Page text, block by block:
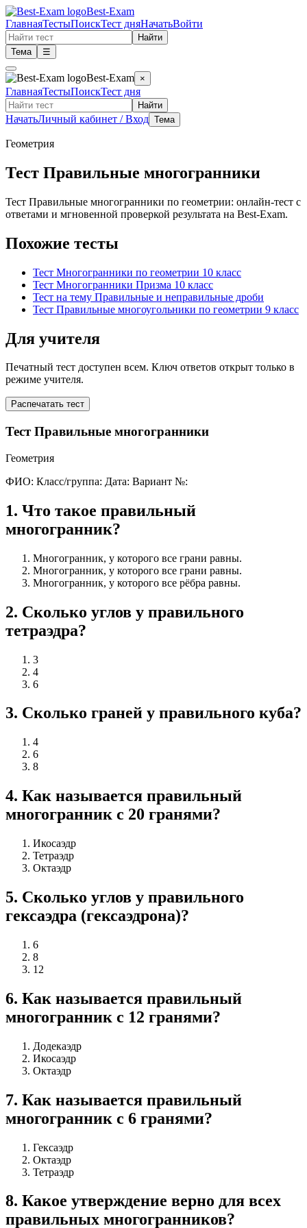
Best-Exam
ГлавнаяТестыПоискТест дняНачатьВойти
Найти
Тема
☰
Best-Exam ×
ГлавнаяТестыПоискТест дня
Найти
НачатьЛичный кабинет / Вход Тема
Геометрия
Тест Правильные многогранники
Тест Правильные многогранники по геометрии: онлайн-тест с
ответами и мгновенной проверкой результата на Best-Exam.
Похожие тесты
Тест Многогранники по геометрии 10 класс
Тест Многогранники Призма 10 класс
Тест на тему Правильные и неправильные дроби
Тест Правильные многоугольники по геометрии 9 класс
Для учителя
Печатный тест доступен всем. Ключ ответов открыт только в
режиме учителя.
Распечатать тест
Тест Правильные многогранники
Геометрия
ФИО: Класс/группа: Дата: Вариант №:
1. Что такое правильный
многогранник?
Многогранник, у которого все грани равны.
Многогранник, у которого все грани равны.
Многогранник, у которого все рёбра равны.
2. Сколько углов у правильного
тетраэдра?
3
4
6
3. Сколько граней у правильного куба?
4
6
8
4. Как называется правильный
многогранник с 20 гранями?
Икосаэдр
Тетраэдр
Октаэдр
5. Сколько углов у правильного
гексаэдра (гексаэдрона)?
6
8
12
6. Как называется правильный
многогранник с 12 гранями?
Додекаэдр
Икосаэдр
Октаэдр
7. Как называется правильный
многогранник с 6 гранями?
Гексаэдр
Октаэдр
Тетраэдр
8. Какое утверждение верно для всех
правильных многогранников?